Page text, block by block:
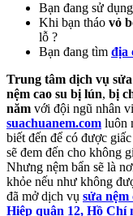
Bạn đang sử dụng
Khi bạn tháo vỏ
lỗ ?
Bạn đang tìm địa
Trung tâm dịch vụ
nệm cao su bị lún, bị
năm với đội ngũ nhân
suachuanem.com luôn
biết đến để có được
sẽ đem đến cho không
Nhưng nệm bẩn sẽ là
khỏe nếu như không
đã mở dịch vụ sửa
Hiệp quận 12, Hồ Chí